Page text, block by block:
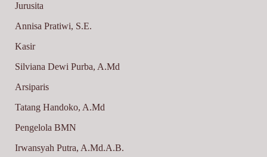
Jurusita
Annisa Pratiwi, S.E.
Kasir
Silviana Dewi Purba, A.Md
Arsiparis
Tatang Handoko, A.Md
Pengelola BMN
Irwansyah Putra, A.Md.A.B.